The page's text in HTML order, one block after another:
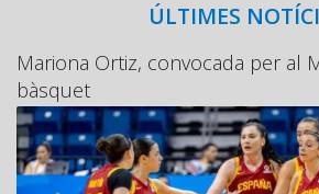
ÚLTIMES
Mariona Ortiz, convocada per al
bàsquet